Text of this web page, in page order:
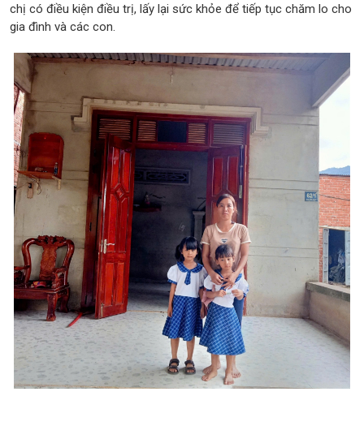
chị có điều kiện điều trị, lấy lại sức khỏe để tiếp tục chăm lo cho
gia đình và các con.